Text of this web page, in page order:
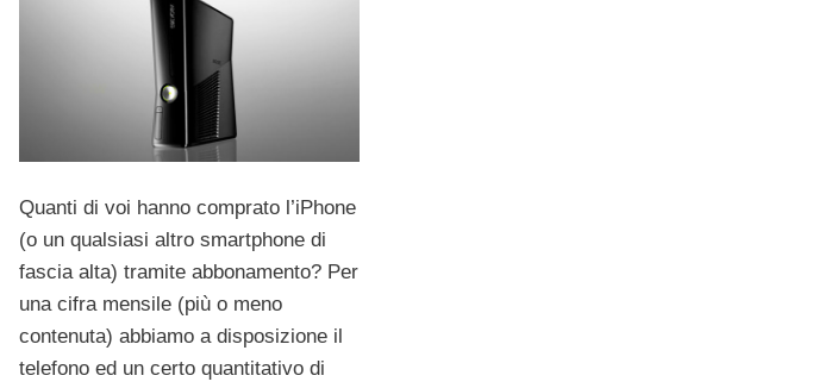
Quanti di voi hanno comprato l’iPhone
(o un qualsiasi altro smartphone di
fascia alta) tramite abbonamento? Per
una cifra mensile (più o meno
contenuta) abbiamo a disposizione il
telefono ed un certo quantitativo di